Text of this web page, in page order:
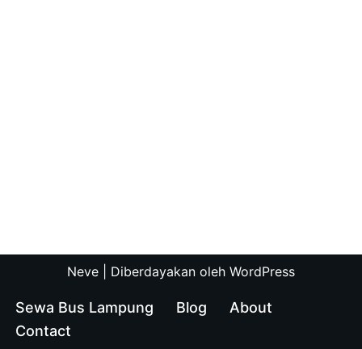
Neve | Diberdayakan oleh WordPress
Sewa Bus Lampung Blog
About
Contact